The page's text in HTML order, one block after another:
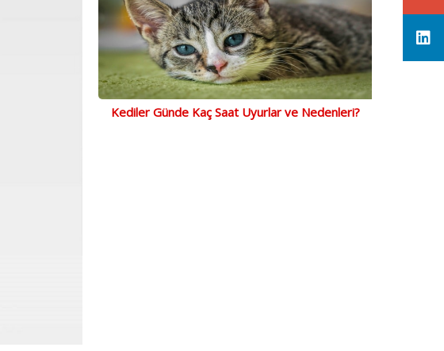
Kediler Günde Kaç Saat Uyurlar ve Nedenleri?